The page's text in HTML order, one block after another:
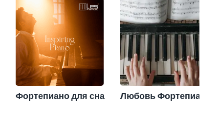
Фортепиано для сна Любовь Фортепиано